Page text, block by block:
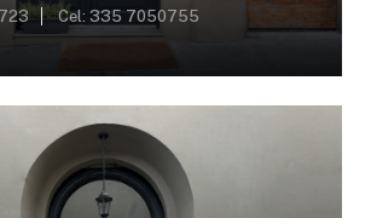
Cel: 335 7050755